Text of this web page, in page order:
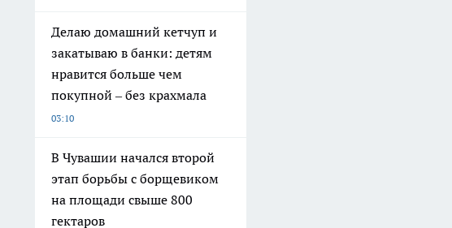
Делаю домашний кетчуп и
закатываю в банки: детям
нравится больше чем
покупной – без крахмала
03:10
В Чувашии начался второй
этап борьбы с борщевиком
на площади свыше 800
гектаров